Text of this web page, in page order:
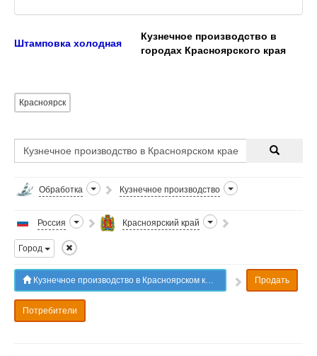
Штамповка холодная
Кузнечное производство в
городах Красноярского края
Красноярск
Обработка Кузнечное производство
Россия Красноярский край
Город
Кузнечное производство в Красноярском крае Продать
Потребители